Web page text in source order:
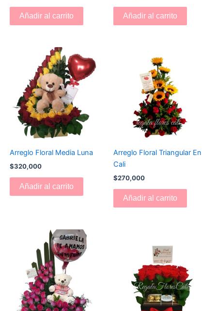
Añadir al carrito Añadir al carrito
Arreglo Floral Media Luna
$320,000
Añadir al carrito
Arreglo Floral Triangular En
Cali
$270,000
Añadir al carrito